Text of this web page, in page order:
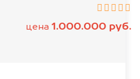
цена 1.000.000 руб.